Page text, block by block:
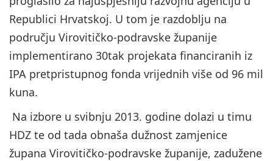
Republici Hrvatskoj. U tom je razdoblju na
području Virovitičko-podravske županije
implementirano 30tak projekata financiranih iz
IPA pretpristupnog fonda vrijednih više od 96 mil
kuna.
Na izbore u svibnju 2013. godine dolazi u timu
HDZ te od tada obnaša dužnost zamjenice
župana Virovitičko-podravske županije, zadužene